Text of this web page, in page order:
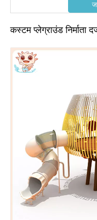
कस्टम प्लेग्राउंड निर्माता